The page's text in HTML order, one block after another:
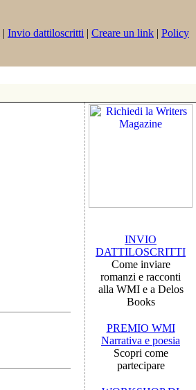
| Invio dattiloscritti | Creare un link | Policy
INVIO
DATTILOSCRITTI
Come inviare
romanzi e racconti
alla WMI e a Delos
Books
PREMIO WMI
Narrativa e poesia
Scopri come
partecipare